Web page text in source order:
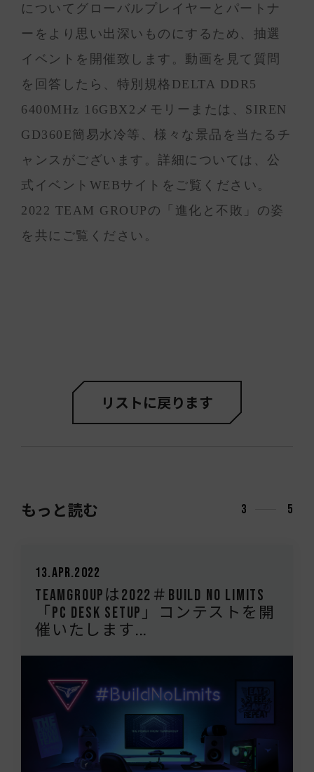
についてグローバルプレイヤーとパートナ
ーをより思い出深いものにするため、抽選
イベントを開催致します。動画を見て質問
を回答したら、特別規格DELTA DDR5
6400MHz 16GBX2メモリーまたは、SIREN
GD360E簡易水冷等、様々な景品を当たるチ
ャンスがございます。詳細については、公
式イベントWEBサイトをご覧ください。
2022 TEAM GROUPの「進化と不敗」の姿
を共にご覧ください。
リストに戻ります
もっと読む 3 5
13.Apr.2022
TEAMGROUPは2022＃Build No Limits
「PC Desk Setup」コンテストを開
催いたします...